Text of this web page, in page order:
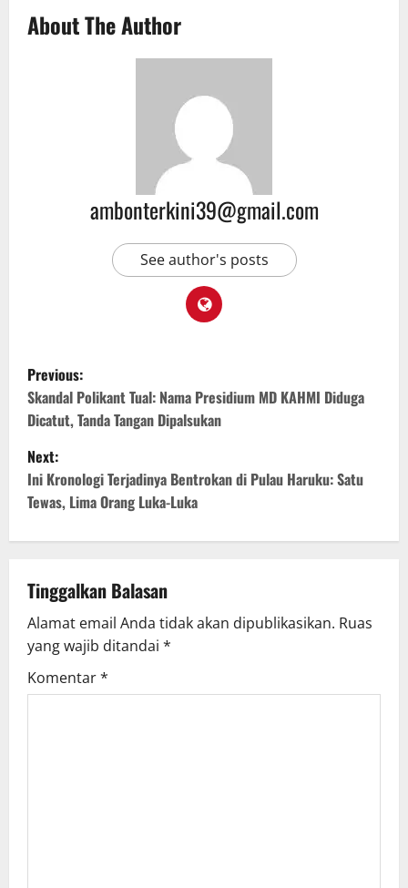
About The Author
ambonterkini39@gmail.com
See author's posts
Previous:
Skandal Polikant Tual: Nama Presidium MD KAHMI Diduga
Dicatut, Tanda Tangan Dipalsukan
Next:
Ini Kronologi Terjadinya Bentrokan di Pulau Haruku: Satu
Tewas, Lima Orang Luka-Luka
Tinggalkan Balasan
Alamat email Anda tidak akan dipublikasikan. Ruas
yang wajib ditandai *
Komentar*